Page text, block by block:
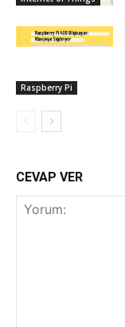
Raspberry Pi
CEVAP VER